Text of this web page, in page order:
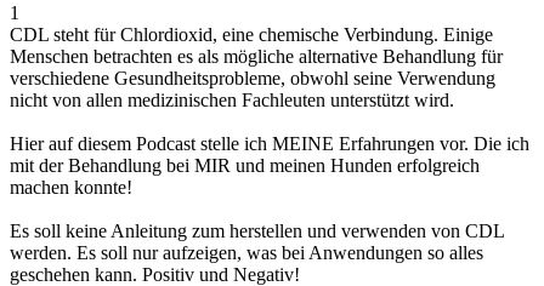
1
CDL steht für Chlordioxid, eine chemische Verbindung. Einige
Menschen betrachten es als mögliche alternative Behandlung für
verschiedene Gesundheitsprobleme, obwohl seine Verwendung
nicht von allen medizinischen Fachleuten unterstützt wird.
Hier auf diesem Podcast stelle ich MEINE Erfahrungen vor. Die ich
mit der Behandlung bei MIR und meinen Hunden erfolgreich
machen konnte!
Es soll keine Anleitung zum herstellen und verwenden von CDL
werden. Es soll nur aufzeigen, was bei Anwendungen so alles
geschehen kann. Positiv und Negativ!